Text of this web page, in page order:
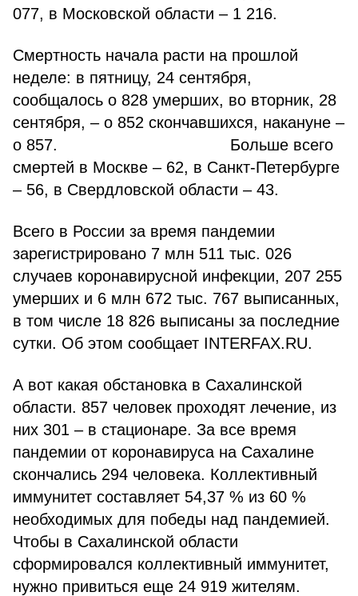
077, в Московской области – 1 216.
Смертность начала расти на прошлой
неделе: в пятницу, 24 сентября,
сообщалось о 828 умерших, во вторник, 28
сентября, – о 852 скончавшихся, накануне –
о 857. Больше всего
смертей в Москве – 62, в Санкт-Петербурге
– 56, в Свердловской области – 43.
Всего в России за время пандемии
зарегистрировано 7 млн 511 тыс. 026
случаев коронавирусной инфекции, 207 255
умерших и 6 млн 672 тыс. 767 выписанных,
в том числе 18 826 выписаны за последние
сутки. Об этом сообщает INTERFAX.RU.
А вот какая обстановка в Сахалинской
области. 857 человек проходят лечение, из
них 301 – в стационаре. За все время
пандемии от коронавируса на Сахалине
скончались 294 человека. Коллективный
иммунитет составляет 54,37 % из 60 %
необходимых для победы над пандемией.
Чтобы в Сахалинской области
сформировался коллективный иммунитет,
нужно привиться еще 24 919 жителям.